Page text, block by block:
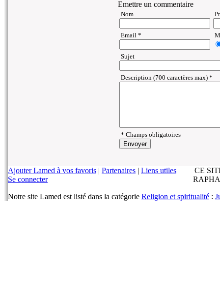
Emettre un commentaire
Nom
Email *
Sujet
Description (700 caractères max) *
* Champs obligatoires
Ajouter Lamed à vos favoris | Partenaires | Liens utiles
Se connecter
CE
Notre site Lamed est listé dans la catégorie Religion et spiritualité :